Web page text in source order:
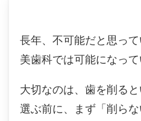
長年、不可能だと思っ
美歯科では可能になって
大切なのは、歯を削る
選ぶ前に、まず「削らな